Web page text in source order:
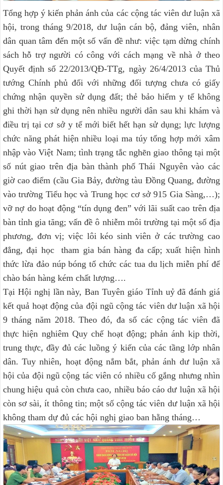
Tổng hợp ý kiến phản ánh của các cộng tác viên dư luận xã
hội, trong tháng 9/2018, dư luận cán bộ, đảng viên, nhân
dân quan tâm đến một số vấn đề như: việc tạm dừng chính
sách hỗ trợ người có công với cách mạng về nhà ở theo
Quyết định số 22/2013/QĐ-TTg, ngày 26/4/2013 của Thủ
tướng Chính phủ đối với những đối tượng chưa có giấy
chứng nhận quyền sử dụng đất; thẻ bảo hiểm y tế không
ghi thời hạn sử dụng nên nhiều người dân sau khi khám và
điều trị tại cơ sở y tế mới biết hết hạn sử dụng; lực lượng
chức năng phát hiện nhiều loại ma túy tổng hợp mới xâm
nhập vào Việt Nam; tình trạng tắc nghẽn giao thông tại một
số nút giao trên địa bàn thành phố Thái Nguyên vào các
giờ cao điểm (cầu Gia Bảy, đường tàu Đồng Quang, đường
vào trường Tiểu học và Trung học cơ sở 915 Gia Sàng,…);
vỡ nợ do hoạt động “tín dụng đen” với lãi suất cao trên địa
bàn tỉnh gia tăng; vấn đề ô nhiễm môi trường tại một số địa
phương, đơn vị; việc lôi kéo sinh viên ở các trường cao
đẳng, đại học tham gia bán hàng đa cấp; xuất hiện hình
thức lừa đảo núp bóng tổ chức các tua du lịch miễn phí để
chào bán hàng kém chất lượng….
Tại Hội nghị lần này, Ban Tuyên giáo Tỉnh uỷ đã đánh giá
kết quả hoạt động của đội ngũ cộng tác viên dư luận xã hội
9 tháng năm 2018. Theo đó, đa số các cộng tác viên đã
thực hiện nghiêm Quy chế hoạt động; phản ánh kịp thời,
trung thực, đầy đủ các luồng ý kiến của các tầng lớp nhân
dân. Tuy nhiên, hoạt động nắm bắt, phản ánh dư luận xã
hội của đội ngũ cộng tác viên có nhiều cố gắng nhưng nhìn
chung hiệu quả còn chưa cao, nhiều báo cáo dư luận xã hội
còn sơ sài, ít thông tin; một số cộng tác viên dư luận xã hội
không tham dự đủ các hội nghị giao ban hằng tháng…